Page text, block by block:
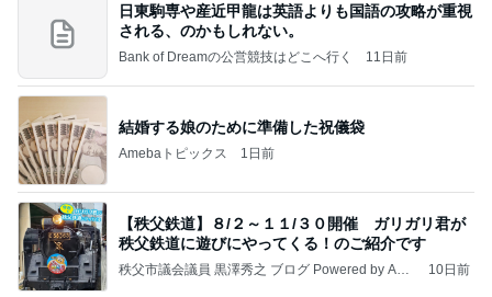
日東駒専や産近甲龍は英語よりも国語の攻略が重視
される、のかもしれない。
Bank of Dreamの公営競技はどこへ行く 11日前
結婚する娘のために準備した祝儀袋
Amebaトピックス 1日前
【秩父鉄道】８/２～１１/３０開催 ガリガリ君が
秩父鉄道に遊びにやってくる！のご紹介です
秩父市議会議員 黒澤秀之 ブログ Powered by Ame
10日前